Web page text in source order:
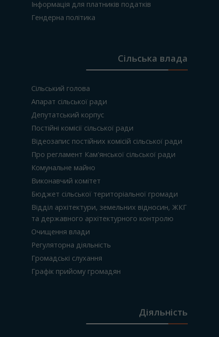
Інформація для платників податків
Гендерна політика
Сільська влада
Сільський голова
Апарат сільської ради
Депутатський корпус
Постійні комісії сільської ради
Відеозапис постійних комісій сільської ради
Про регламент Кам'янської сільської ради
Комунальне майно
Виконавчий комітет
Бюджет сільської територіальної громади
Відділ архітектури, земельних відносин, ЖКГ
та державного архітектурного контролю
Очищення влади
Регуляторна діяльність
Громадські слухання
Графік прийому громадян
Діяльність